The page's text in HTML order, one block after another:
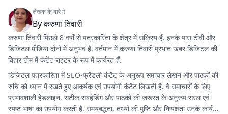
लेखक के बारे में
Byकरुणा तिवारी
करुणा तिवारी पिछले 8 वर्षों से पत्रकारिता के क्षेत्र में सक्रिय हैं. इनके पास टीवी और
डिजिटल मीडिया दोनों में अनुभव हैं. वर्तमान में करुणा तिवारी प्रभात खबर डिजिटल की
बिहार टीम में कंटेंट राइटर के रूप में कार्यरत हैं.
डिजिटल पत्रकारिता में SEO-फ्रेंडली कंटेंट के अनुरूप समाचार लेखन और पाठकों की
रुचि को ध्यान में रखते हुए आकर्षक एवं उपयोगी कंटेंट लिखती है. वे समाचारों के लिए
प्रभावशाली हेडलाइन, सटीक सबहेडिंग और पाठकों की जरूरत के अनुरूप सरल एवं
स्पष्ट भाषा का उपयोग करती हैं. समयबद्धता, तथ्यों की पुष्टि और निष्पक्षता उनके कार्य